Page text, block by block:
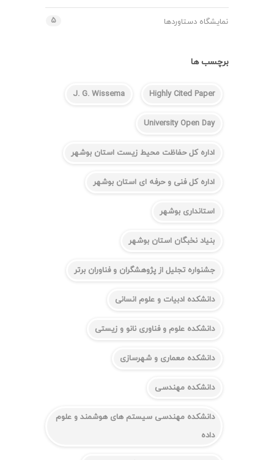
نمایشگاه دستاوردها ۵
برچسب ها
Highly Cited Paper
J. G. Wissema
University Open Day
اداره کل حفاظت محیط زیست استان بوشهر
اداره کل فنی و حرفه ای استان بوشهر
استانداری بوشهر
بنیاد نخبگان استان بوشهر
جشنواره تجلیل از پژوهشگران و فناوران برتر
دانشکده ادبیات و علوم انسانی
دانشکده علوم و فناوری نانو و زیستی
دانشکده معماری و شهرسازی
دانشکده مهندسی
دانشکده مهندسی سیستم های هوشمند و علوم
داده